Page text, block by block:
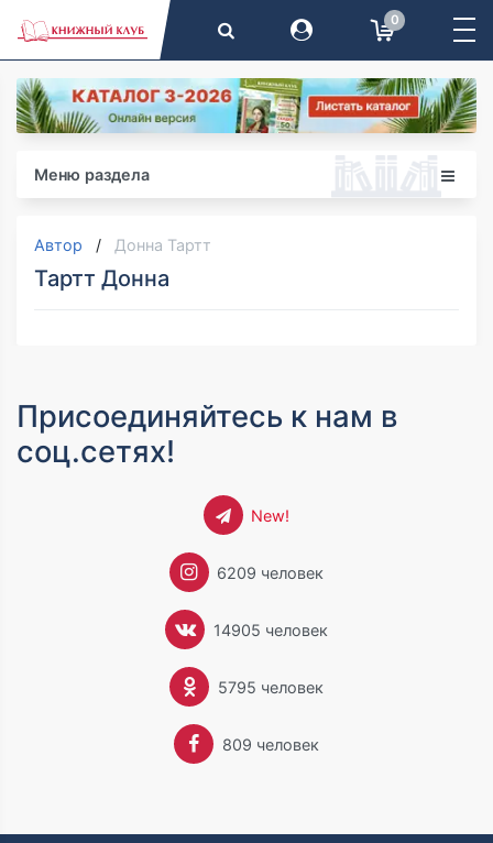
0
Меню раздела
Автор Донна Тартт
Тартт Донна
Присоединяйтесь к нам в
соц.сетях!
New!
6209 человек
14905 человек
5795 человек
809 человек